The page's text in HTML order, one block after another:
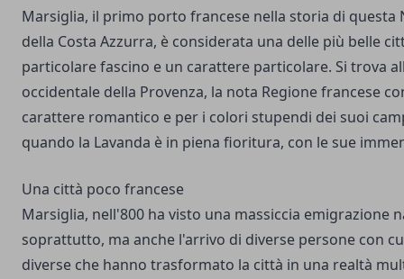
Marsiglia, il primo porto francese nella storia di questa
della Costa Azzurra, è considerata una delle più belle
particolare fascino e un carattere particolare. Si trova
occidentale della Provenza, la nota Regione francese
carattere romantico e per i colori stupendi dei suoi
quando la Lavanda è in piena fioritura, con le sue
Una città poco francese
Marsiglia, nell'800 ha visto una massiccia emigrazione
soprattutto, ma anche l'arrivo di diverse persone con
diverse che hanno trasformato la città in una realtà